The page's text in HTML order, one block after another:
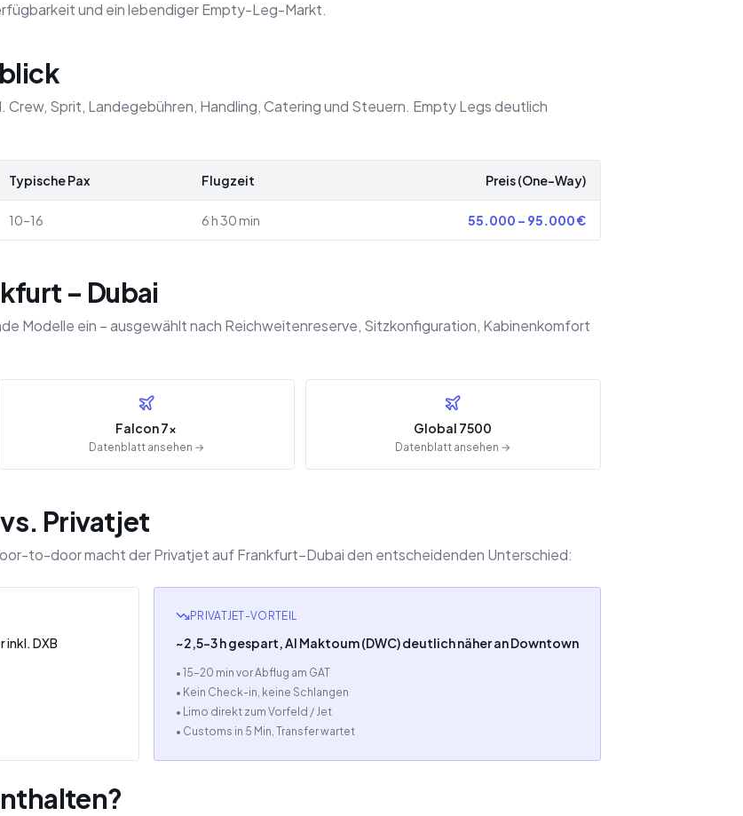
und ein lebendiger Empty-Leg-Markt.
Sprit, Landegebühren, Handling, Catering und Steuern. Empty Legs deutlich
Typische Pax Flugzeit Preis (One-Way)
10–16 6 h 30 min 55.000 – 95.000€
– Dubai
Modelle ein – ausgewählt nach Reichweitenreserve, Sitzkonfiguration, Kabinenkomfort
Falcon 7x
Datenblatt ansehen →
Global 7500
Datenblatt ansehen →
Privatjet
to-door macht der Privatjet auf Frankfurt–Dubai den entscheidenden Unterschied:
inkl. DXB
PRIVATJET-VORTEIL
~2,5–3 h gespart, Al Maktoum (DWC) deutlich näher an Downtown
• 15–20 min vor Abflug am GAT
• Kein Check-in, keine Schlangen
• Limo direkt zum Vorfeld / Jet
• Customs in 5 Min, Transfer wartet